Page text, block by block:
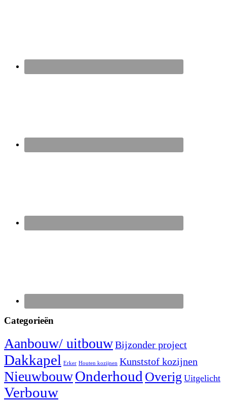
Categorieën
Aanbouw/ uitbouwBijzonder project
Dakkapel Erker Houten kozijnen Kunststof kozijnen
NieuwbouwOnderhoud Overig Uitgelicht
Verbouw